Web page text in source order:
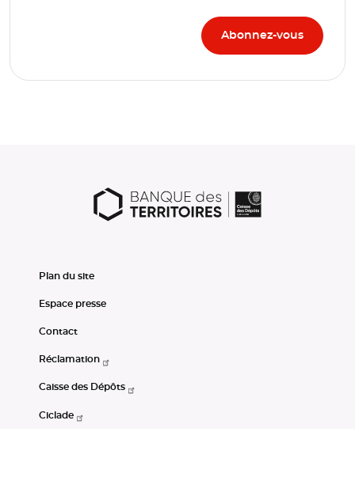
Plan du site
Espace presse
Contact
Réclamation
Caisse des Dépôts
Ciclade